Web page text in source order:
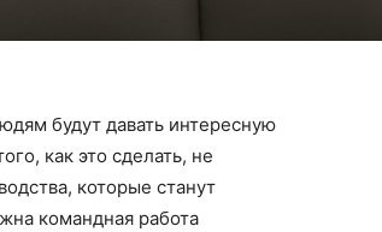
будут давать интересную
как это сделать, не
которые станут
командная работа